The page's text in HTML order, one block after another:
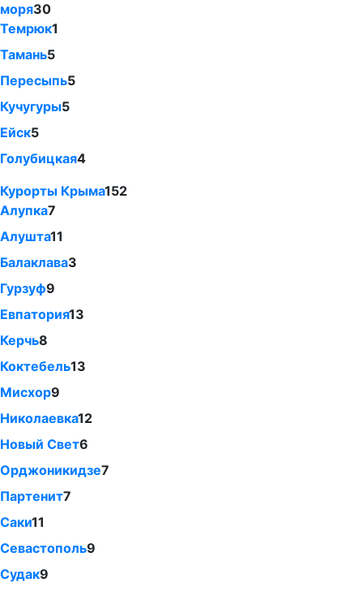
моря30
Темрюк1
Тамань5
Пересыпь5
Кучугуры5
Ейск5
Голубицкая4
Курорты Крыма152
Алупка7
Алушта11
Балаклава3
Гурзуф9
Евпатория13
Керчь8
Коктебель13
Мисхор9
Николаевка12
Новый Свет6
Орджоникидзе7
Партенит7
Саки11
Севастополь9
Судак9